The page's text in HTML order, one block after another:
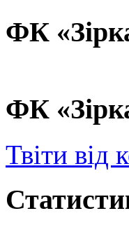
ФК
ФК
Твіти від